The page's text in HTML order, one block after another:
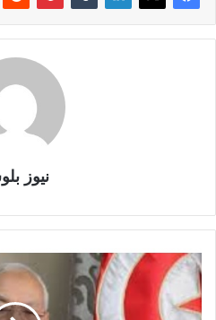
نيوز